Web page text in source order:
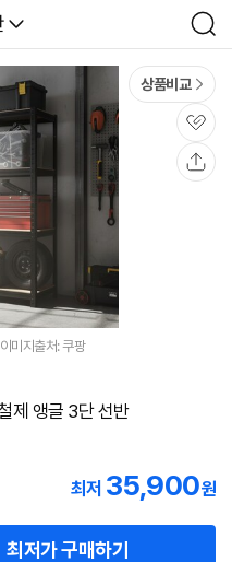
와
검
색
상품비교
관
심
이미지출처: 쿠팡
제 앵글 3단 선반
최저 35,900원
최저가 구매하기